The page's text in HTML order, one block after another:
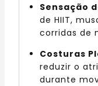
Sensação
de HIIT,
corridas de
Costuras
reduzir o
durante